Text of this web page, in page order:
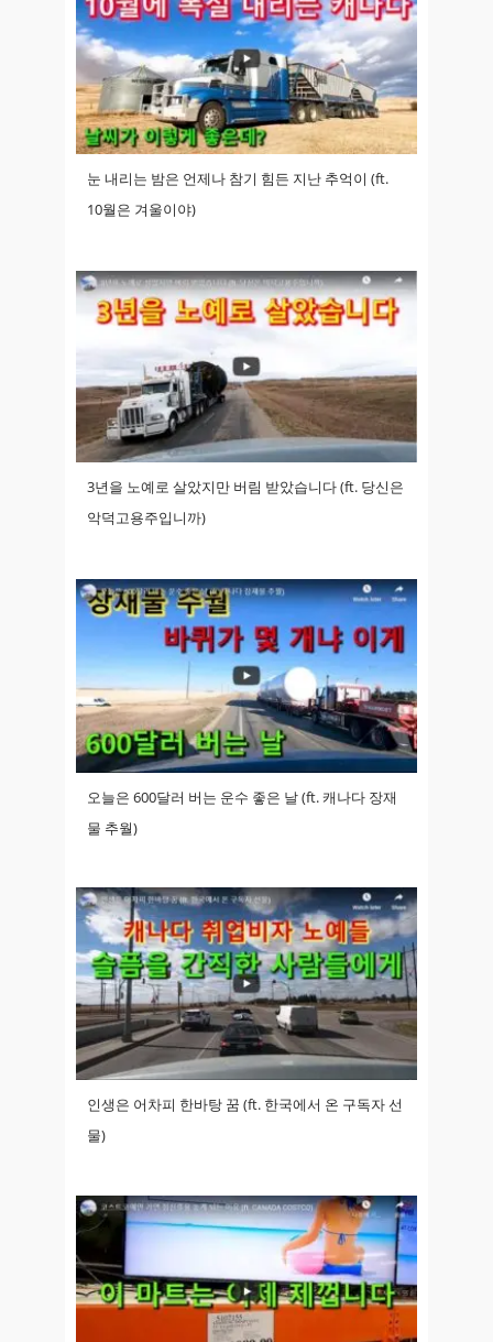
눈 내리는 밤은 언제나 참기 힘든 지난 추억이 (ft.
10월은 겨울이야)
3년을 노예로 살았지만 버림 받았습니다 (ft. 당신은
악덕고용주입니까)
오늘은 600달러 버는 운수 좋은 날 (ft. 캐나다 장재
물 추월)
인생은 어차피 한바탕 꿈 (ft. 한국에서 온 구독자 선
물)